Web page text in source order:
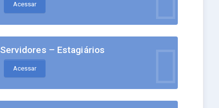
Acessar
Servidores – Estagiários
Acessar